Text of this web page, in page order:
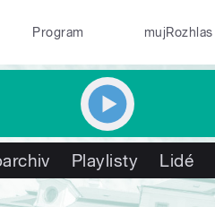
Program mujRozhlas
Playlisty Lidé